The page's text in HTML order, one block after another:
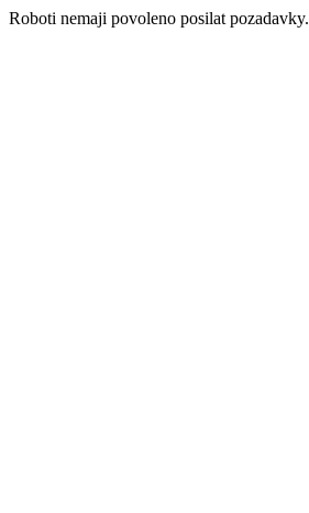
Roboti nemaji povoleno posilat pozadavky.